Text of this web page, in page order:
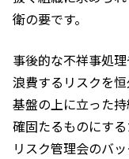
衛の要です。
事後的な不祥事処
浪費するリスクを
基盤の上に立った
確固たるものにす
リスク管理会のバ